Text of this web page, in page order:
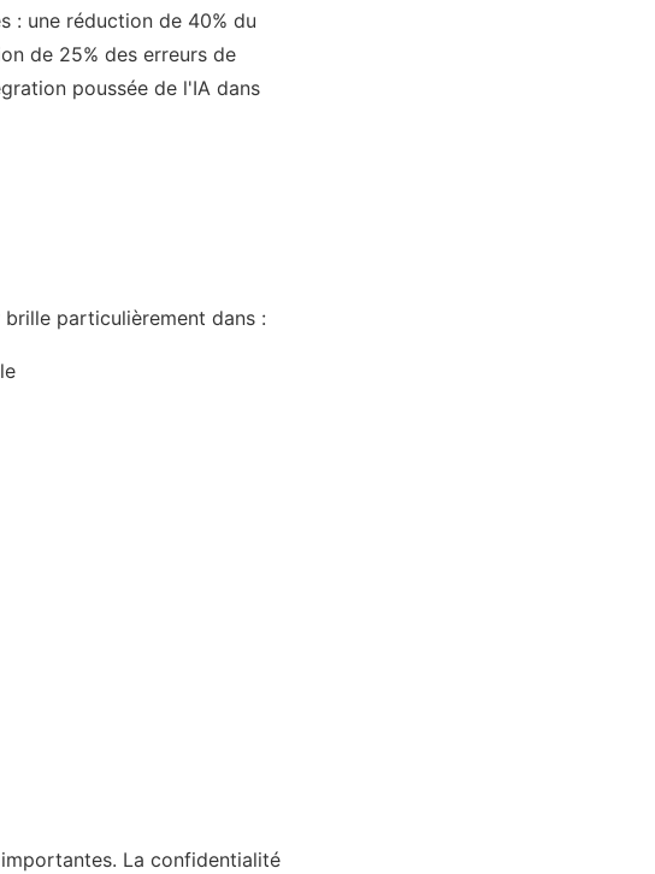
: une réduction de 40% du
de 25% des erreurs de
poussée de l'IA dans
particulièrement dans :
La confidentialité